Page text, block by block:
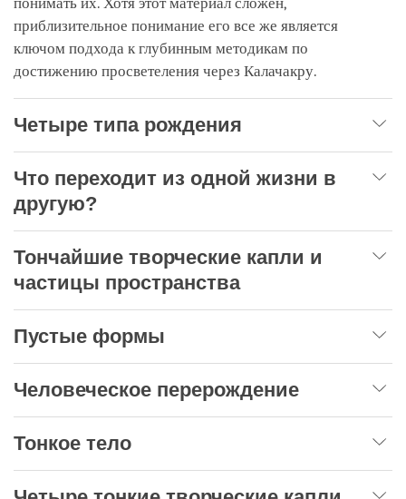
приблизительное понимание его все же является
ключом подхода к глубинным методикам по
достижению просветеления через Калачакру.
Четыре типа рождения
Что переходит из одной жизни в
другую?
Тончайшие творческие капли и
частицы пространства
Пустые формы
Человеческое перерождение
Тонкое тело